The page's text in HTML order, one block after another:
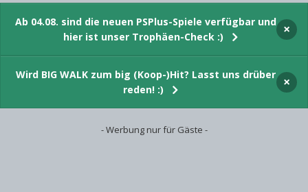
Ab 04.08. sind die neuen PSPlus-Spiele verfügbar und
hier ist unser Trophäen-Check :)
×
Wird BIG WALK zum big (Koop-)Hit? Lasst uns drüber
reden! :)
×
- Werbung nur für Gäste -